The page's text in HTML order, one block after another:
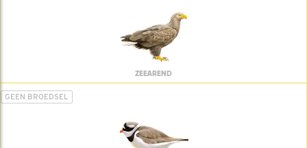
ZEEAREND
GEEN BROEDSEL